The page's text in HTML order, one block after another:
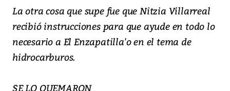
La otra cosa que supe fue que Nitzia Villarreal
recibió instrucciones para que ayude en todo lo
necesario a El Enzapatilla'o en el tema de
hidrocarburos.
SE LO QUEMARON